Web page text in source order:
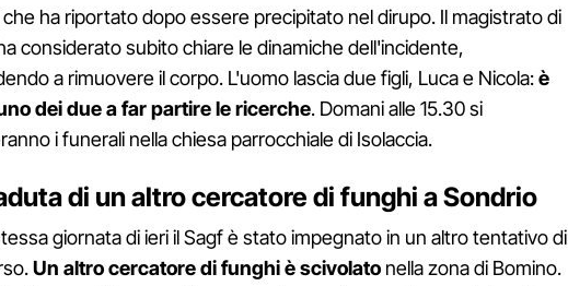
ha riportato dopo essere precipitato nel dirupo. Il magistrato di
considerato subito chiare le dinamiche dell'incidente,
a rimuovere il corpo. L'uomo lascia due figli, Luca e Nicola:è
dei due a far partire le ricerche. Domani alle 15.30 si
i funerali nella chiesa parrocchiale di Isolaccia.
di un altro cercatore di funghi a Sondrio
giornata di ieri il Sagf è stato impegnato in un altro tentativo di
Un altro cercatore di funghi è scivolato nella zona di Bomino.